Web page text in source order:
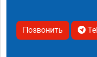
Позвонить